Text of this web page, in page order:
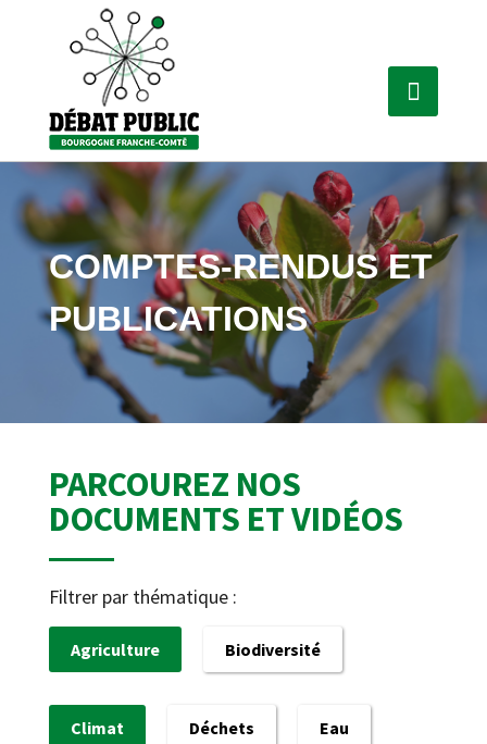
COMPTES-RENDUS ET
PUBLICATIONS
PARCOUREZ NOS
DOCUMENTS ET VIDÉOS
Filtrer par thématique :
Agriculture Biodiversité
Climat Déchets Eau